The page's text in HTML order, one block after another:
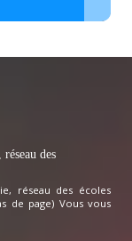
des
réseau des écoles
de page) Vous vous